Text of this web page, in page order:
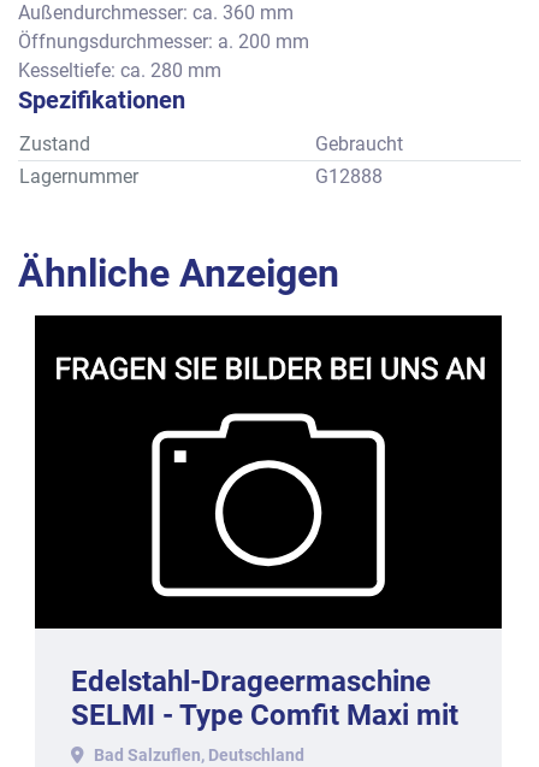
Außendurchmesser: ca. 360 mm
Öffnungsdurchmesser: a. 200 mm
Kesseltiefe: ca. 280 mm
Spezifikationen
Zustand
Gebraucht
Lagernummer
G12888
Ähnliche Anzeigen
Edelstahl-Drageermaschine
SELMI - Type Comfit Maxi mit
ca. 50-60 kg. Inhalt, 2017.
Bad Salzuflen, Deutschland